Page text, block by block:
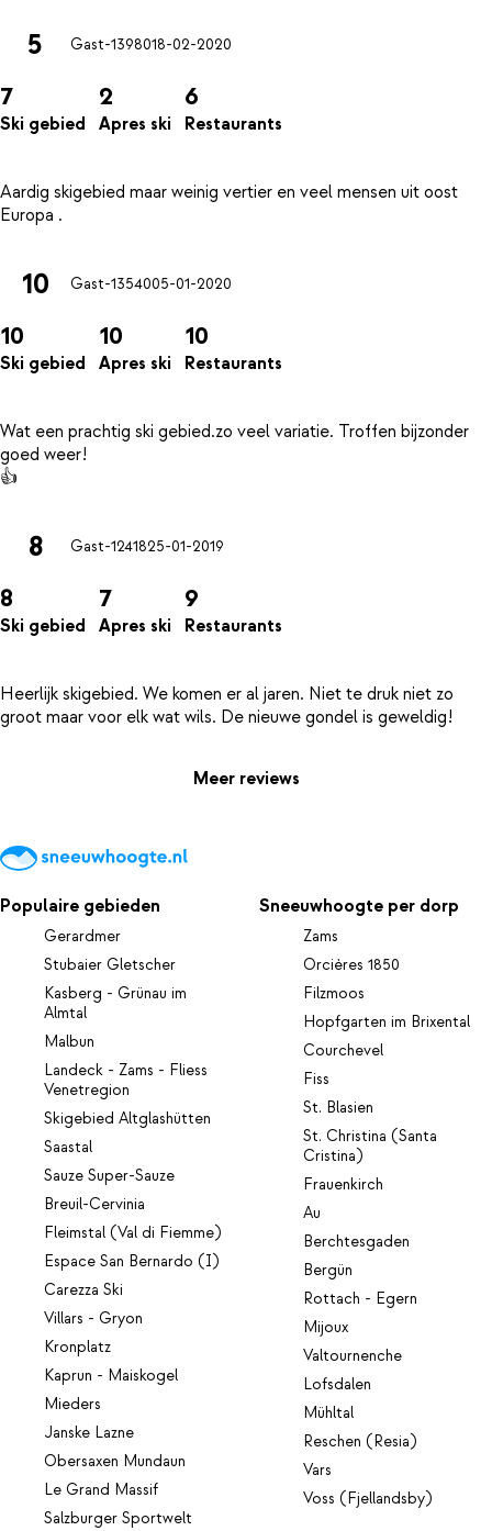
5 Gast-1398018-02-2020
7
Ski gebied
2
Apres ski
6
Restaurants
Aardig skigebied maar weinig vertier en veel mensen uit oost
10 Gast-1354005-01-2020
10
Ski gebied
10
Apres ski
10
Restaurants
Wat een prachtig ski gebied.zo veel variatie. Troffen bijzonder
goed weer!
8 Gast-1241825-01-2019
8
Ski gebied
7
Apres ski
9
Restaurants
Heerlijk skigebied. We komen er al jaren. Niet te druk niet zo
Meer reviews
Populaire gebieden
Gerardmer
Stubaier Gletscher
Kasberg - Grünau im
Almtal
Malbun
Landeck - Zams - Fliess
Venetregion
Skigebied Altglashütten
Saastal
Sauze Super-Sauze
Breuil-Cervinia
Fleimstal (Val di Fiemme)
Espace San Bernardo (I)
Carezza Ski
Villars - Gryon
Kronplatz
Kaprun - Maiskogel
Mieders
Janske Lazne
Obersaxen Mundaun
Le Grand Massif
Salzburger Sportwelt
Sneeuwhoogte per dorp
Zams
Orcières 1850
Filzmoos
Hopfgarten im Brixental
Courchevel
Fiss
St. Blasien
St. Christina (Santa
Cristina)
Frauenkirch
Au
Berchtesgaden
Bergün
Rottach - Egern
Mijoux
Valtournenche
Lofsdalen
Mühltal
Reschen (Resia)
Vars
Voss (Fjellandsby)